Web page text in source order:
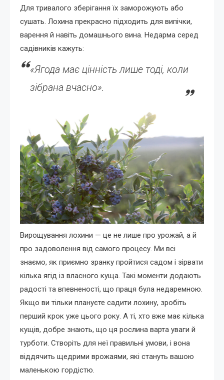
Для тривалого зберігання їх заморожують або
сушать. Лохина прекрасно підходить для випічки,
варення й навіть домашнього вина. Недарма серед
садівників кажуть:
«Ягода має цінність лише тоді, коли
зібрана вчасно».
Вирощування лохини — це не лише про урожай, а й
про задоволення від самого процесу. Ми всі
знаємо, як приємно зранку пройтися садом і зірвати
кілька ягід із власного куща. Такі моменти додають
радості та впевненості, що праця була недаремною.
Якщо ви тільки плануєте садити лохину, зробіть
перший крок уже цього року. А ті, хто вже має кілька
кущів, добре знають, що ця рослина варта уваги й
турботи. Створіть для неї правильні умови, і вона
віддячить щедрими врожаями, які стануть вашою
маленькою гордістю.